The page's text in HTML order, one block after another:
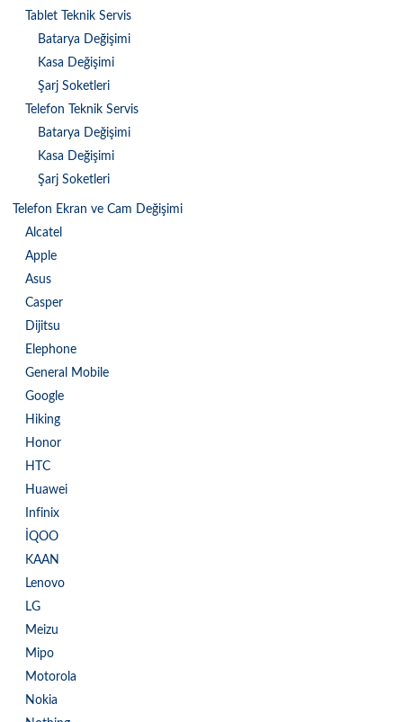
Tablet Teknik Servis
Batarya Değişimi
Kasa Değişimi
Şarj Soketleri
Telefon Teknik Servis
Batarya Değişimi
Kasa Değişimi
Şarj Soketleri
Telefon Ekran ve Cam Değişimi
Alcatel
Apple
Asus
Casper
Dijitsu
Elephone
General Mobile
Google
Hiking
Honor
HTC
Huawei
Infinix
İQOO
KAAN
Lenovo
LG
Meizu
Mipo
Motorola
Nokia